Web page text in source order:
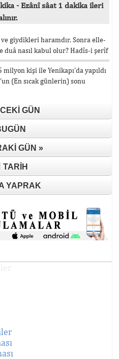
- Ezânî sâat 1 dakika ileri
giydikleri haramdır. Sonra elle-
duâ nasıl kabul olur? Hadîs-i şerîf
kişi ile Yenikapı’da yapıldı
(En sıcak günlerin) sonu
GÜN
GÜN »
TARIH
YAPRAK